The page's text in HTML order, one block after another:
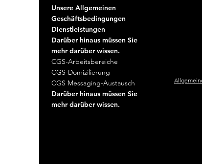
Unsere Allgemeinen
Geschäftsbedingungen
Dienstleistungen
Darüber hinaus müssen Sie
mehr darüber wissen.
CGS-Arbeitsbereiche
CGS-Domizilierung
CGS Messaging-Austausch
Darüber hinaus müssen Sie
mehr darüber wissen.